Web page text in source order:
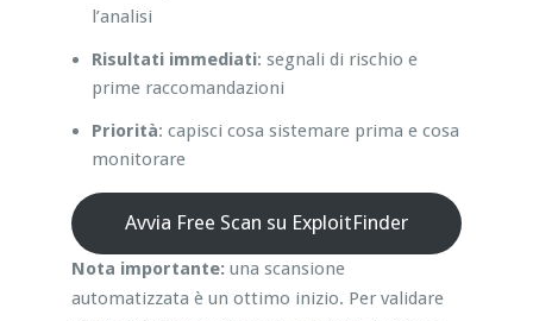
l’analisi
Risultati immediati: segnali di rischio e
prime raccomandazioni
Priorità: capisci cosa sistemare prima e cosa
monitorare
Avvia Free Scan su ExploitFinder
Nota importante: una scansione
automatizzata è un ottimo inizio. Per validare